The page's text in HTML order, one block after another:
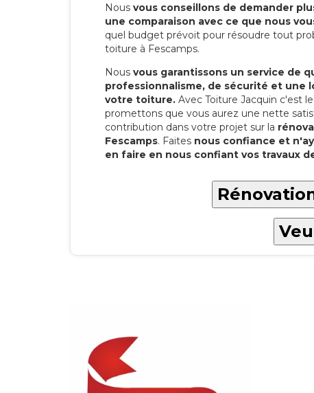
Nous vous conseillons de demander
une comparaison avec ce que nous
quel budget prévoit pour résoudre tout
toiture à Fescamps.
Nous vous garantissons un service de
professionnalisme, de sécurité et une
votre toiture. Avec Toiture Jacquin c'est
promettons que vous aurez une nette
contribution dans votre projet sur la
Fescamps. Faites nous confiance et
en faire en nous confiant vos travaux